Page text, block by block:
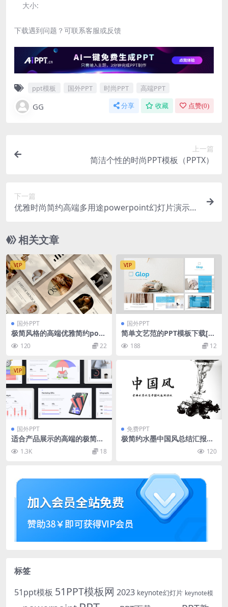
大小:
下载遇到问题？可联系客服或反馈
ppt模板 国外PPT 时尚PPT 高端PPT
GG 分享 收藏 点赞(0)
上一篇
简洁个性的时尚PPT模板（PPTX）
下一篇
优雅时尚简约高端多用途powerpoint幻灯片演示模
相关文章
VIP
国外PPT
极简风格的高端优雅简约pow
erpoint幻灯片演示模板（ppt
x）120 22
VIP
国外PPT
简单文艺范的PPT模板下载[P
PTX]188 12
VIP
国外PPT
适合产品展示的高端的极简主
义PPT+keynote模板下载[Ke
y,PPTX]
1.3K 18
免费PPT
极简约水墨中国风总结汇报通
120
标签
51ppt模板 51PPT模板网 2023 keynote幻灯片 keynote模